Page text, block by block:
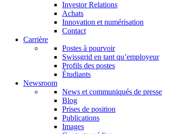
Investor Relations
Achats
Innovation et numérisation
Contact
Carrière
Postes à pourvoir
Swissgrid en tant qu’employeur
Profils des postes
Étudiants
Newsroom
News et communiqués de presse
Blog
Prises de position
Publications
Images